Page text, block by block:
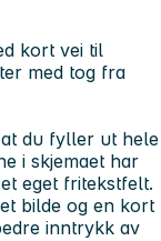
kort vei til
med tog fra
du fyller ut hele
i skjemaet har
eget fritekstfelt.
bilde og en kort
inntrykk av